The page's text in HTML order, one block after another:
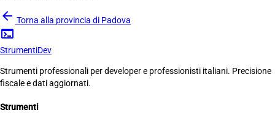
arrow_back Torna alla provincia di Padova
terminal
StrumentiDev
Strumenti professionali per developer e professionisti italiani. Precisione
fiscale e dati aggiornati.
Strumenti